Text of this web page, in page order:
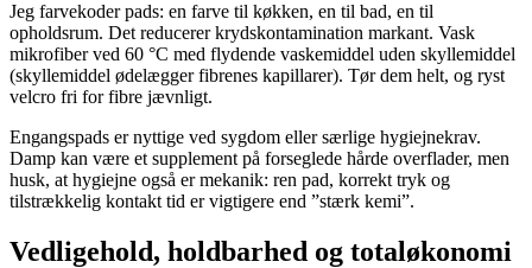
Jeg farvekoder pads: en farve til køkken, en til bad, en til
opholdsrum. Det reducerer krydskontamination markant. Vask
mikrofiber ved 60 °C med flydende vaskemiddel uden skyllemiddel
(skyllemiddel ødelægger fibrenes kapillarer). Tør dem helt, og ryst
velcro fri for fibre jævnligt.
Engangspads er nyttige ved sygdom eller særlige hygiejnekrav.
Damp kan være et supplement på forseglede hårde overflader, men
husk, at hygiejne også er mekanik: ren pad, korrekt tryk og
tilstrækkelig kontakt tid er vigtigere end ”stærk kemi”.
Vedligehold, holdbarhed og totaløkonomi